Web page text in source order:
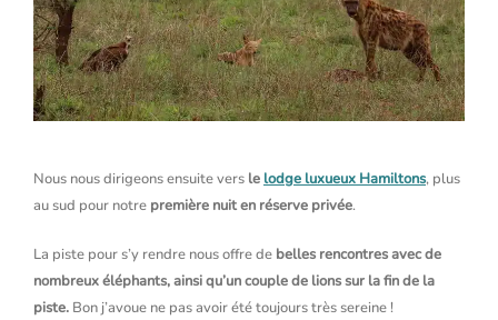
Nous nous dirigeons ensuite vers le lodge luxueux Hamiltons, plus
au sud pour notre première nuit en réserve privée.
La piste pour s’y rendre nous offre de belles rencontres avec de
nombreux éléphants, ainsi qu’un couple de lions sur la fin de la
piste. Bon j’avoue ne pas avoir été toujours très sereine !